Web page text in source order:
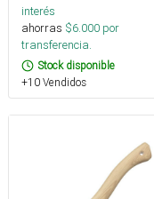
interés
ahorras $6.000 por
transferencia.
Stock disponible
+10 Vendidos